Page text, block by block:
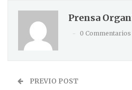
Prensa
0 Commentarios
PREVIO POST